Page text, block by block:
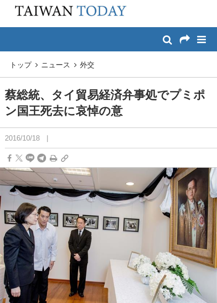
メイン コンテンツへスキップ
トップ ニュース 外交
蔡総統、タイ貿易経済弁事処でプミポ
ン国王死去に哀悼の意
2016/10/18 |